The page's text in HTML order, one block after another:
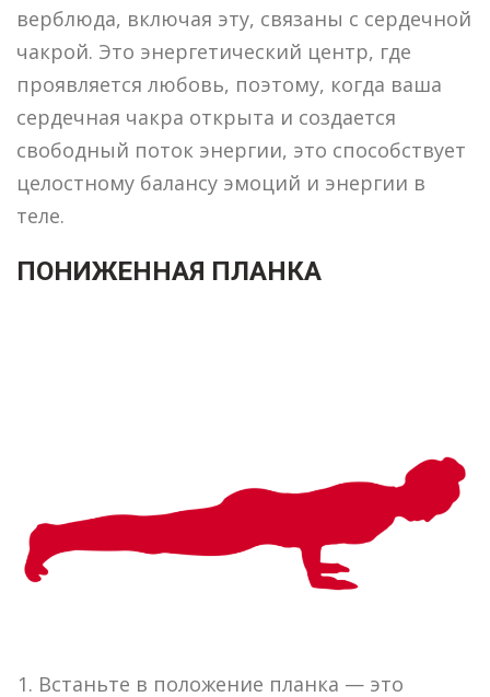
верблюда, включая эту, связаны с сердечной
чакрой. Это энергетический центр, где
проявляется любовь, поэтому, когда ваша
сердечная чакра открыта и создается
свободный поток энергии, это способствует
целостному балансу эмоций и энергии в
теле.
ПОНИЖЕННАЯ ПЛАНКА
Встаньте в положение планка — это